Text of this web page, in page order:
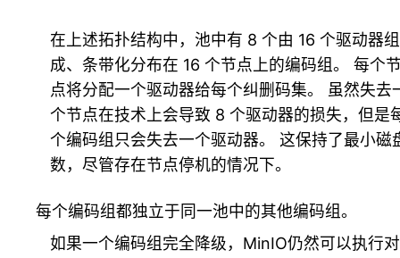
在上述拓扑结构中，池中有 8 个由 16 个驱动器组
成、条带化分布在 16 个节点上的编码组。 每个
点将分配一个驱动器给每个纠删码集。 虽然失去
个节点在技术上会导致 8 个驱动器的损失，但是
个编码组只会失去一个驱动器。 这保持了最小磁
数，尽管存在节点停机的情况下。
每个编码组都独立于同一池中的其他编码组。
如果一个编码组完全降级，MinIO仍然可以执行对